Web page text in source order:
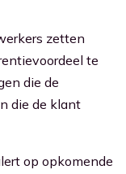
zetten
te
die de
die de klant
op opkomende